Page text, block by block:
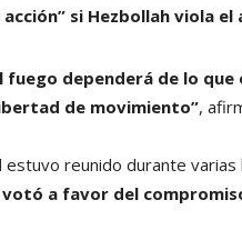
si Hezbollah viola el
fuego dependerá de lo
de movimiento”,
estuvo reunido durante
votó a favor del